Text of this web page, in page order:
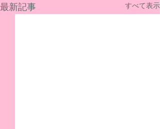
最新記事 すべて表示